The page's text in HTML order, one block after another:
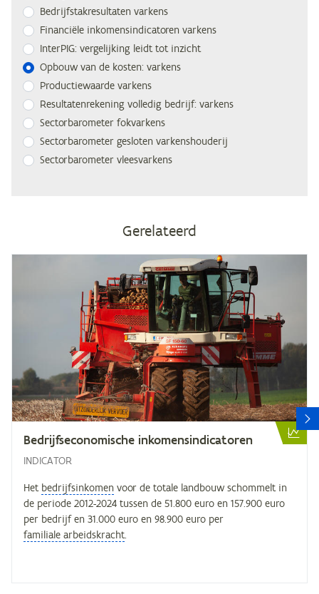
Be­drijfs­tak­re­sul­ta­ten varkens
Fi­nan­ci­ë­le in­ko­mens­in­di­ca­to­ren varkens
In­ter­PIG: ver­ge­lij­king leidt tot inzicht
Op­bouw van de kos­ten: varkens
Pro­duc­tie­waar­de varkens
Re­sul­ta­ten­re­ke­ning vol­le­dig be­drijf: varkens
Sec­tor­ba­ro­me­ter fokvarkens
Sec­tor­ba­ro­me­ter ge­slo­ten varkenshouderij
Sec­tor­ba­ro­me­ter vleesvarkens
Gerelateerd
Be­drijfs­eco­no­mi­sche inkomensindicatoren
INDICATOR
Het bedrijfsinkomen voor de totale landbouw schommelt in
de periode 2012-2024 tussen de 51.800 euro en 157.900 euro
per bedrijf en 31.000 euro en 98.900 euro per
familiale arbeidskracht.